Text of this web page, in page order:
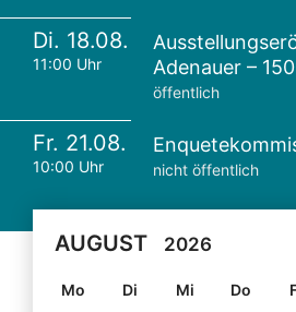
Di. 18.08.
11:00 Uhr
Adenauer –
öffentlich
Fr. 21.08.
10:00 Uhr nicht öffentlich
AUGUST 2026
Mo Di Mi Do